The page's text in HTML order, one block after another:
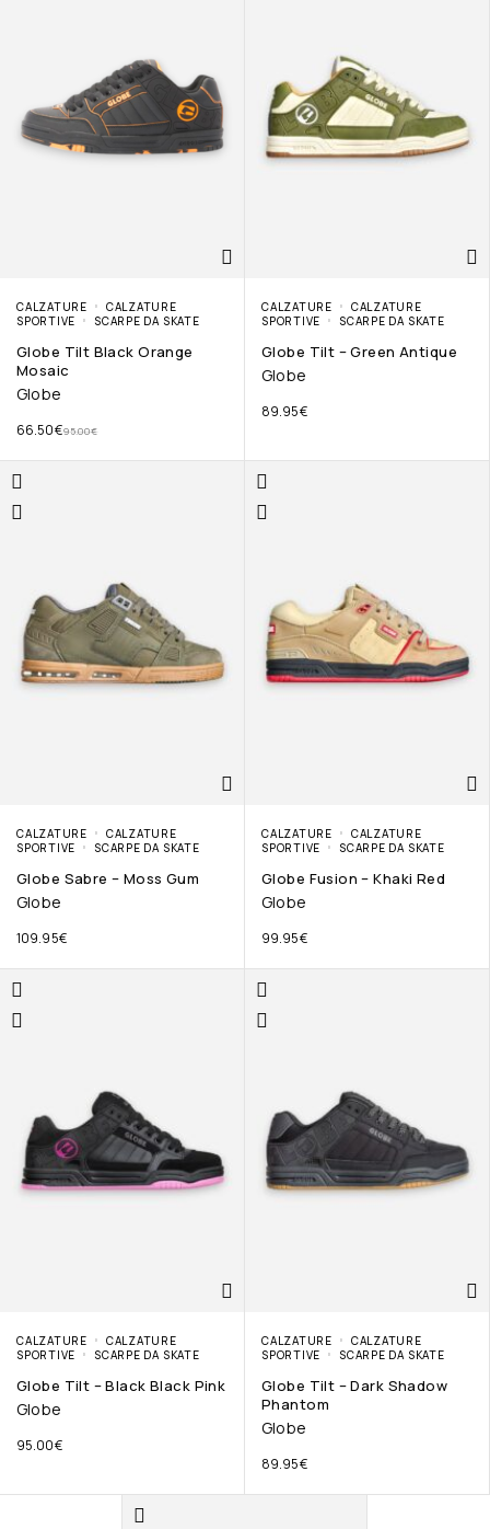
CALZATURE
CALZATURE
SPORTIVE
SCARPE DA SKATE
Globe Tilt Black Orange
Mosaic
Globe
95.00€
66.50€
CALZATURE
CALZATURE
SPORTIVE
SCARPE DA SKATE
Globe Tilt – Green Antique
Globe
89.95€
CALZATURE
CALZATURE
SPORTIVE
SCARPE DA SKATE
Globe Sabre – Moss Gum
Globe
109.95€
CALZATURE
CALZATURE
SPORTIVE
SCARPE DA SKATE
Globe Fusion – Khaki Red
Globe
99.95€
CALZATURE
CALZATURE
SPORTIVE
SCARPE DA SKATE
Globe Tilt – Black Black Pink
Globe
95.00€
CALZATURE
CALZATURE
SPORTIVE
SCARPE DA SKATE
Globe Tilt – Dark Shadow
Phantom
Globe
89.95€